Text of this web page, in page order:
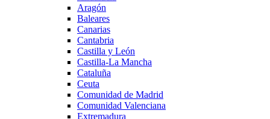
Aragón
Baleares
Canarias
Cantabria
Castilla y León
Castilla-La Mancha
Cataluña
Ceuta
Comunidad de Madrid
Comunidad Valenciana
Extremadura